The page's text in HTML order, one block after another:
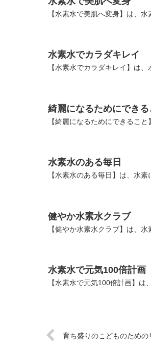
【水素水で美肌へ変身】は、
水素水でカラダキレイ
【水素水でカラダキレイ】は
綺麗になるためにできる
【綺麗になるためにできるこ
水素水のある毎日
【水素水のある毎日】は、水
健やか水素水クラブ
【健やか水素水クラブ】は、
水素水で元気100倍計画
【水素水で元気100倍計画】は
育ち盛りのこどものための